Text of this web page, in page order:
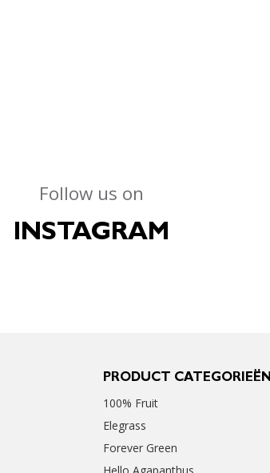
Follow us on
INSTAGRAM
PRODUCT
100% Fruit
Elegrass
Forever Green